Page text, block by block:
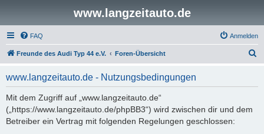
www.langzeitauto.de
FAQ Anmelden
Freunde des Audi Typ 44 e.V. Foren-Übersicht
www.langzeitauto.de - Nutzungsbedingungen
Mit dem Zugriff auf „www.langzeitauto.de“
(„https://www.langzeitauto.de/phpBB3“) wird zwischen dir und dem
Betreiber ein Vertrag mit folgenden Regelungen geschlossen: